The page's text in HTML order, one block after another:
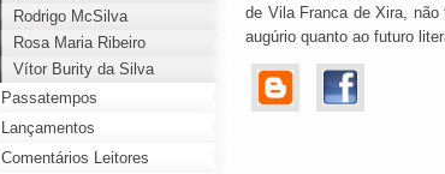
de Vila Franca de Xira,
augúrio quanto ao futuro
Rodrigo McSilva
Rosa Maria Ribeiro
Vítor Burity da Silva
Passatempos
Lançamentos
Comentários Leitores